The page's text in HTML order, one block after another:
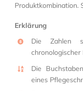
Produktkombination.
Erklärung
Die Zahlen
chronologischer
Die
eines